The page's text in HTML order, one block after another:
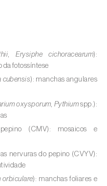
spp.)
betulus
e Fagus spp.)
sativa)
, Erysiphe cichoracearum):
da fotossíntese
cubensis): manchas angulares
oxysporum,Pythium spp.):
(CMV): mosaicos e
nervuras do pepino (CVYV):
orbiculare): manchas foliares e